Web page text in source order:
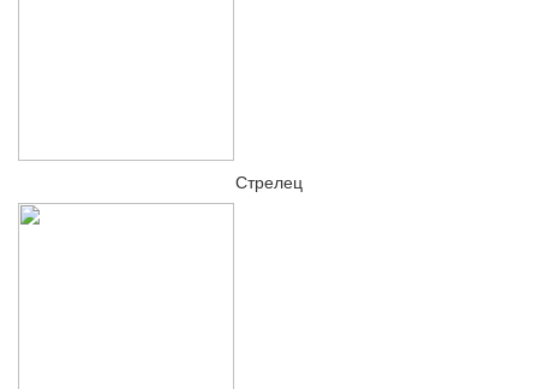
Стрелец